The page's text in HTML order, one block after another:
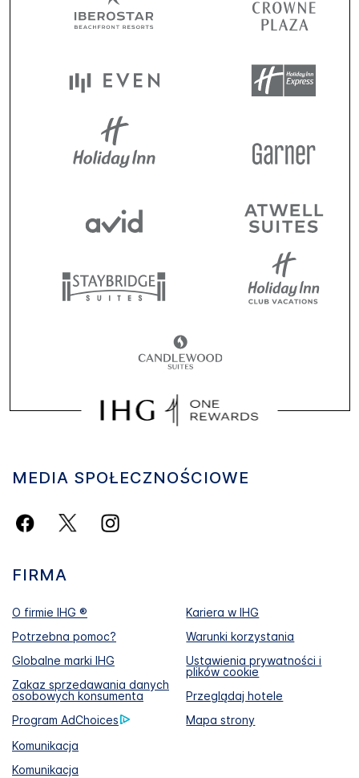
MEDIA SPOŁECZNOŚCIOWE
FIRMA
O firmie IHG ®
Kariera w IHG
Potrzebna pomoc?
Warunki korzystania
Globalne marki IHG
Ustawienia prywatności i
plików cookie
Zakaz sprzedawania danych
osobowych konsumenta
Przeglądaj hotele
Program AdChoices
Mapa strony
Komunikacja
Komunikacja